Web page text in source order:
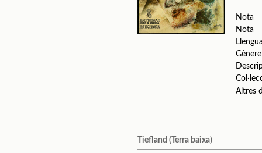
Nota
Nota
Gènere
Altres
Tiefland (Terra baixa)